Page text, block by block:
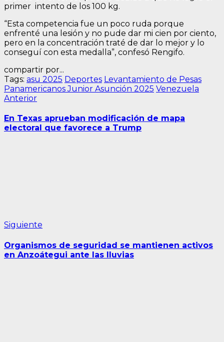
primer intento de los 100 kg.
“Esta competencia fue un poco ruda porque
enfrenté una lesión y no pude dar mi cien por ciento,
pero en la concentración traté de dar lo mejor y lo
conseguí con esta medalla”, confesó Rengifo.
compartir por...
Tags: asu 2025 Deportes Levantamiento de Pesas
Panamericanos Junior Asunción 2025 Venezuela
Navegación
de
entradas
AnteriorEntrada
En Texas aprueban modificación de mapa
electoral que favorece a Trump
Siguiente
Organismos de seguridad se mantienen activos
en Anzoátegui ante las lluvias